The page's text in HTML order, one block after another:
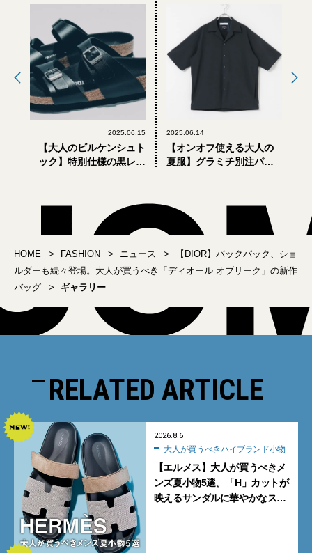
2025.06.15
【大人のビルケンシュト
ック】特別仕様の黒レザ
ダルスタイルを上品に
2025.06.14
【オンオフ使える大人の
夏服】グラミチ別注パン
ーチ「ソロテックス」シ
リーズ
HOME FASHION ニュース
【DIOR】バックパック、ショ
ルダーも続々登場。大人が買うべき「ディオール オブリーク」の新作
バッグ
ギャラリー
RELATED ARTICLE
2026.8.6
大人が買うべきハイブランド小物
【エルメス】大人が買うべきメ
ンズ夏小物5選。「H」カットが
映えるサンダルに華やかなス